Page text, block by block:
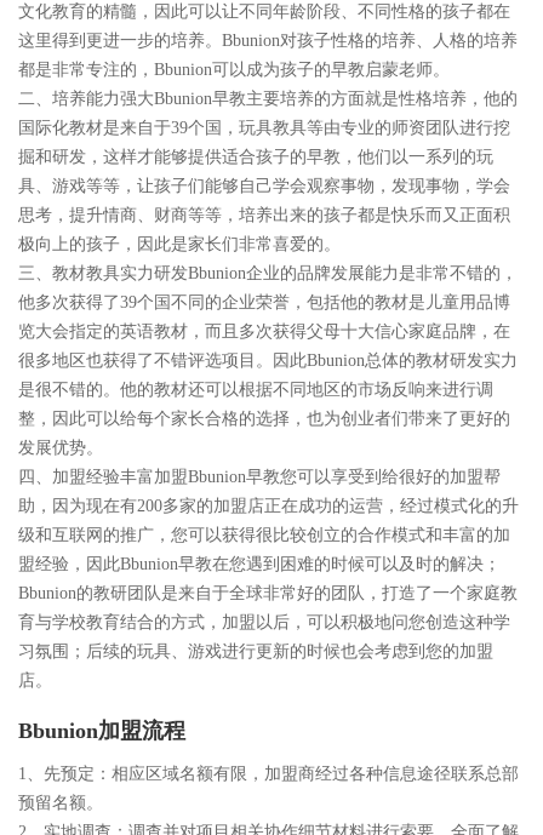
文化教育的精髓，因此可以让不同年龄阶段、不同性格的孩子都在
这里得到更进一步的培养。Bbunion对孩子性格的培养、人格的培养
都是非常专注的，Bbunion可以成为孩子的早教启蒙老师。
二、培养能力强大Bbunion早教主要培养的方面就是性格培养，他的
国际化教材是来自于39个国，玩具教具等由专业的师资团队进行挖
掘和研发，这样才能够提供适合孩子的早教，他们以一系列的玩
具、游戏等等，让孩子们能够自己学会观察事物，发现事物，学会
思考，提升情商、财商等等，培养出来的孩子都是快乐而又正面积
极向上的孩子，因此是家长们非常喜爱的。
三、教材教具实力研发Bbunion企业的品牌发展能力是非常不错的，
他多次获得了39个国不同的企业荣誉，包括他的教材是儿童用品博
览大会指定的英语教材，而且多次获得父母十大信心家庭品牌，在
很多地区也获得了不错评选项目。因此Bbunion总体的教材研发实力
是很不错的。他的教材还可以根据不同地区的市场反响来进行调
整，因此可以给每个家长合格的选择，也为创业者们带来了更好的
发展优势。
四、加盟经验丰富加盟Bbunion早教您可以享受到给很好的加盟帮
助，因为现在有200多家的加盟店正在成功的运营，经过模式化的升
级和互联网的推广，您可以获得很比较创立的合作模式和丰富的加
盟经验，因此Bbunion早教在您遇到困难的时候可以及时的解决；
Bbunion的教研团队是来自于全球非常好的团队，打造了一个家庭教
育与学校教育结合的方式，加盟以后，可以积极地问您创造这种学
习氛围；后续的玩具、游戏进行更新的时候也会考虑到您的加盟
店。
Bbunion加盟流程
1、先预定：相应区域名额有限，加盟商经过各种信息途径联系总部
预留名额。